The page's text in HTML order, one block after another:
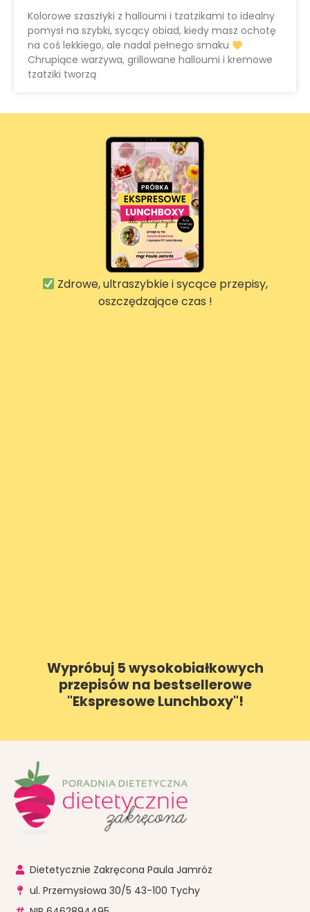
Kolorowe szaszłyki z halloumi i tzatzikami to idealny
pomysł na szybki, sycący obiad, kiedy masz ochotę
na coś lekkiego, ale nadal pełnego smaku
Chrupiące warzywa, grillowane halloumi i kremowe
tzatziki tworzą
Wypróbuj 5 wysokobiałkowych
przepisów na bestsellerowe
"Ekspresowe Lunchboxy"!
Zdrowe, ultraszybkie i sycące przepisy,
oszczędzające czas !
Dietetycznie Zakręcona Paula Jamróz
ul. Przemysłowa 30/5 43-100 Tychy